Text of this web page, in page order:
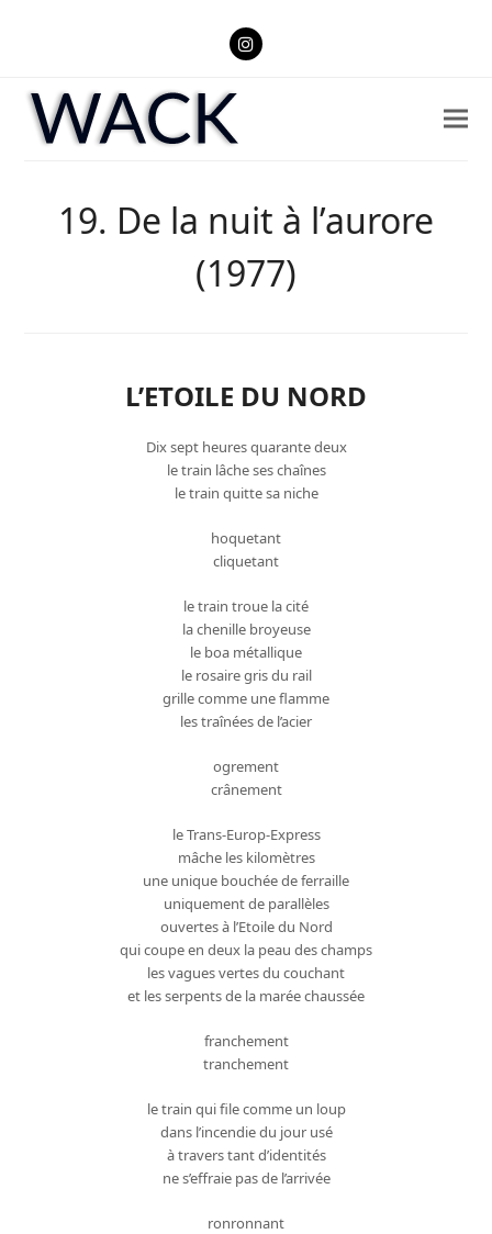
Instagram
19. De la nuit à l’aurore
(1977)
L’ETOILE DU NORD
Dix sept heures quarante deux
le train lâche ses chaînes
le train quitte sa niche
hoquetant
cliquetant
le train troue la cité
la chenille broyeuse
le boa métallique
le rosaire gris du rail
grille comme une flamme
les traînées de l’acier
ogrement
crânement
le Trans-Europ-Express
mâche les kilomètres
une unique bouchée de ferraille
uniquement de parallèles
ouvertes à l’Etoile du Nord
qui coupe en deux la peau des champs
les vagues vertes du couchant
et les serpents de la marée chaussée
franchement
tranchement
le train qui file comme un loup
dans l’incendie du jour usé
à travers tant d’identités
ne s’effraie pas de l’arrivée
ronronnant